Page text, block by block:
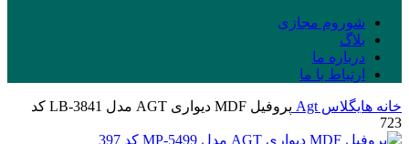
شوروم مجازی
بلاگ
درباره ما
ارتباط با ما
خانه هایگلاس Agt
پروفیل MDF دیواری AGT مدل LB-3841 کد
723